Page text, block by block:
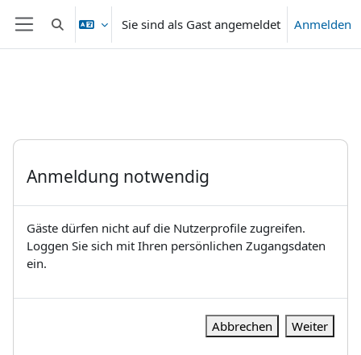
Zum Hauptinhalt
Website-Übersicht
Sucheingabe umschaltenSie sind als Gast angemeldet Anmelden
Anmeldung notwendig
Gäste dürfen nicht auf die Nutzerprofile zugreifen.
Loggen Sie sich mit Ihren persönlichen Zugangsdaten
ein.
Abbrechen Weiter